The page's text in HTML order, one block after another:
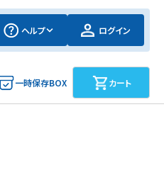
ヘルプ ログイン
一時保存BOX カート